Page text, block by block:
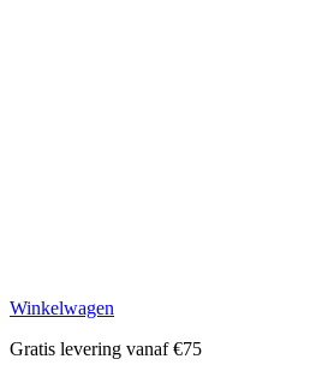
Winkelwagen
Gratis levering vanaf €75